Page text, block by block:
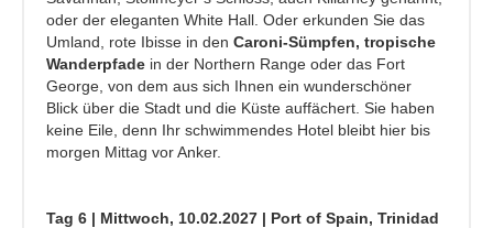
oder der eleganten White Hall. Oder erkunden Sie das
Umland, rote Ibisse in den Caroni-Sümpfen, tropische
Wanderpfade in der Northern Range oder das Fort
George, von dem aus sich Ihnen ein wunderschöner
Blick über die Stadt und die Küste auffächert. Sie haben
keine Eile, denn Ihr schwimmendes Hotel bleibt hier bis
morgen Mittag vor Anker.
Tag 6 | Mittwoch, 10.02.2027 | Port of Spain, Trinidad